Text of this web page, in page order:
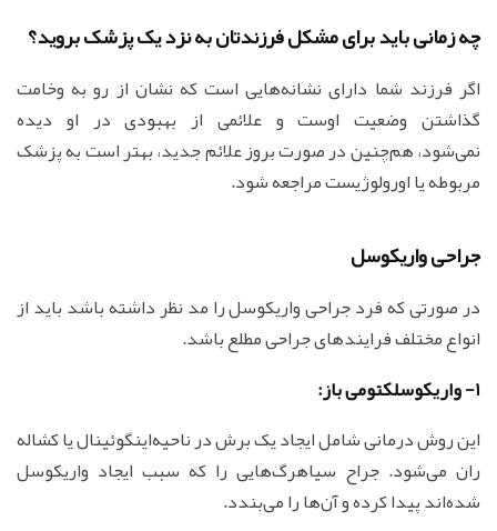
چه زمانی باید برای مشکل فرزندتان به نزد یک پزشک بروید؟
اگر فرزند شما دارای نشانه‌هایی است که نشان از رو به وخامت
گذاشتن وضعیت اوست و علائمی از بهبودی در او دیده
نمی‌شود، هم‌چنین در صورت بروز علائم جدید، بهتر است به پزشک
مربوطه یا اورولوژیست مراجعه شود.
جراحی واریکوسل
در صورتی که فرد جراحی واریکوسل را مد نظر داشته باشد باید از
انواع مختلف فرایندهای جراحی مطلع باشد.
1- واریکوسلکتومی باز:
این روش درمانی شامل ایجاد یک برش در ناحیه‌اینگوئینال یا کشاله
ران می‌شود. جراح سیاهرگ‌هایی را که سبب ایجاد واریکوسل
شده‌اند پیدا کرده و آن‌ها را می‌بندد.